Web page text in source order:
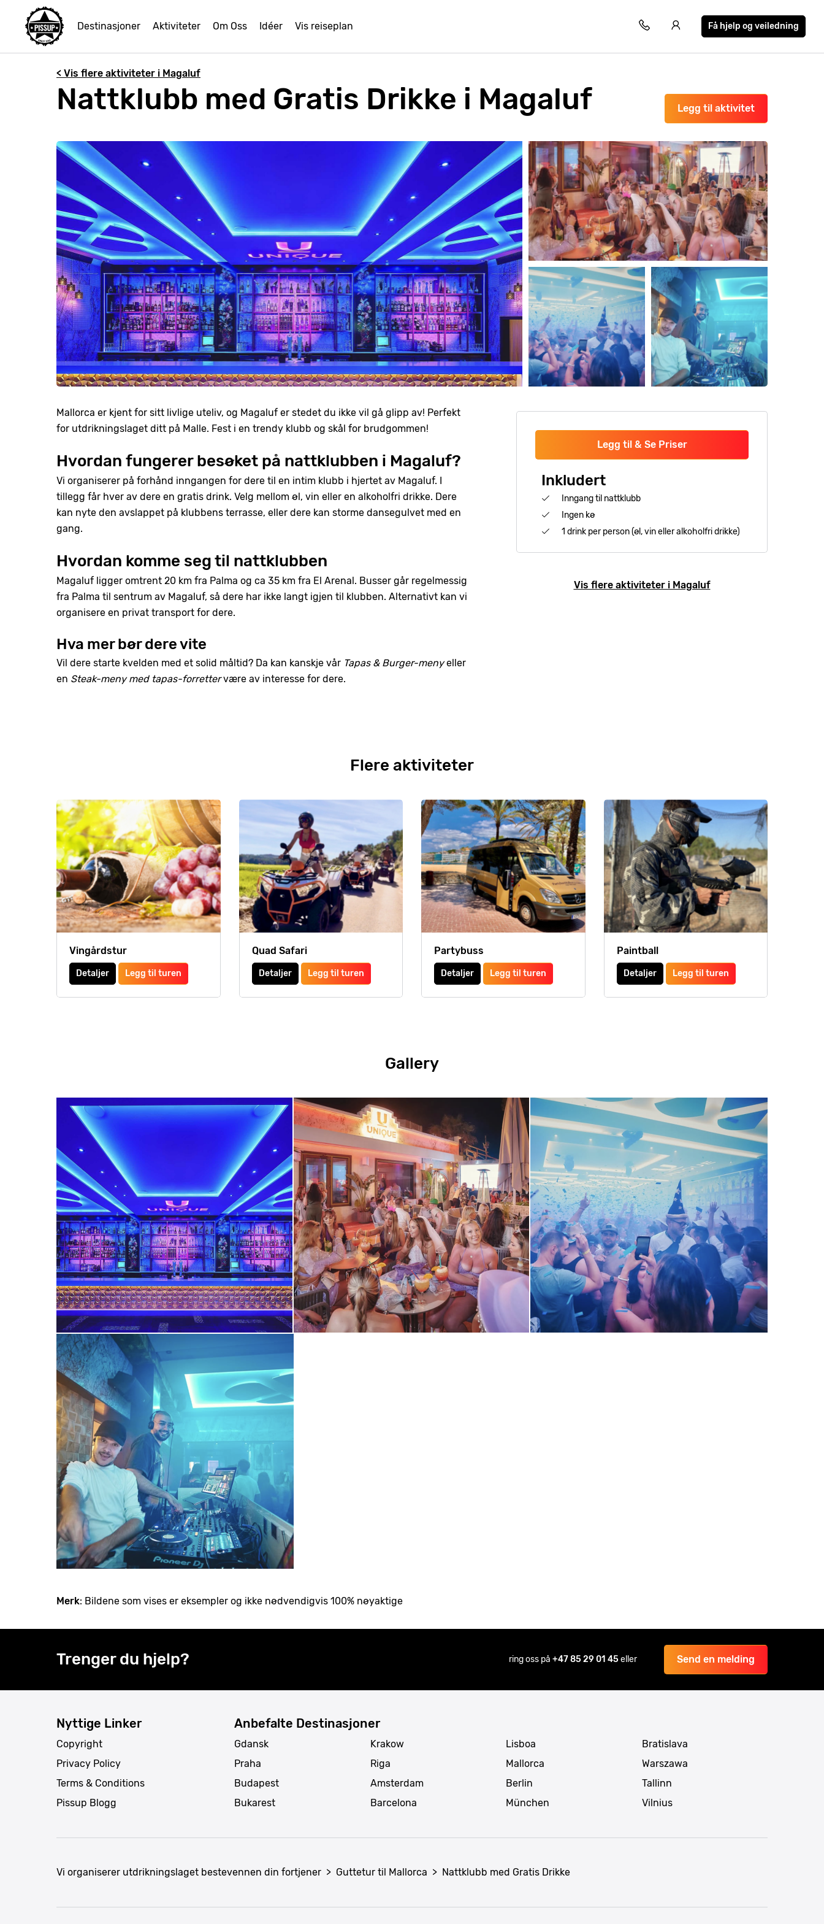
Destinasjoner Aktiviteter Om Oss Idéer Vis reiseplan Få hjelp og veiledning
< Vis flere aktiviteter i Magaluf
Legg til aktivitet
Nattklubb med Gratis Drikke i Magaluf
Legg til & Se Priser
Inkludert
Inngang til nattklubb
Ingen kø
1 drink per person (øl, vin eller alkoholfri drikke)
Vis flere aktiviteter i Magaluf
Mallorca er kjent for sitt livlige uteliv, og Magaluf er stedet du ikke vil gå glipp av! Perfekt
for utdrikningslaget ditt på Malle. Fest i en trendy klubb og skål for brudgommen!
Hvordan fungerer besøket på nattklubben i Magaluf?
Vi organiserer på forhånd inngangen for dere til en intim klubb i hjertet av Magaluf. I
tillegg får hver av dere en gratis drink. Velg mellom øl, vin eller en alkoholfri drikke. Dere
kan nyte den avslappet på klubbens terrasse, eller dere kan storme dansegulvet med en
gang.
Hvordan komme seg til nattklubben
Magaluf ligger omtrent 20 km fra Palma og ca 35 km fra El Arenal. Busser går regelmessig
fra Palma til sentrum av Magaluf, så dere har ikke langt igjen til klubben. Alternativt kan vi
organisere en privat transport for dere.
Hva mer bør dere vite
Vil dere starte kvelden med et solid måltid? Da kan kanskje vår Tapas & Burger-menyeller
en Steak-meny med tapas-forrettervære av interesse for dere.
Flere aktiviteter
Vingårdstur
Detaljer Legg til turen
Quad Safari
Detaljer Legg til turen
Partybuss
Detaljer Legg til turen
Paintball
Detaljer Legg til turen
Gallery
Merk: Bildene som vises er eksempler og ikke nødvendigvis 100% nøyaktige
Trenger du hjelp? ring oss på +47 85 29 01 45eller Send en melding
Nyttige Linker
Copyright
Privacy Policy
Terms & Conditions
Pissup Blogg
Anbefalte Destinasjoner
Gdansk
Praha
Budapest
Bukarest
Krakow
Riga
Amsterdam
Barcelona
Lisboa
Mallorca
Berlin
München
Bratislava
Warszawa
Tallinn
Vilnius
Vi organiserer utdrikningslaget bestevennen din fortjener > Guttetur til Mallorca > Nattklubb med Gratis Drikke